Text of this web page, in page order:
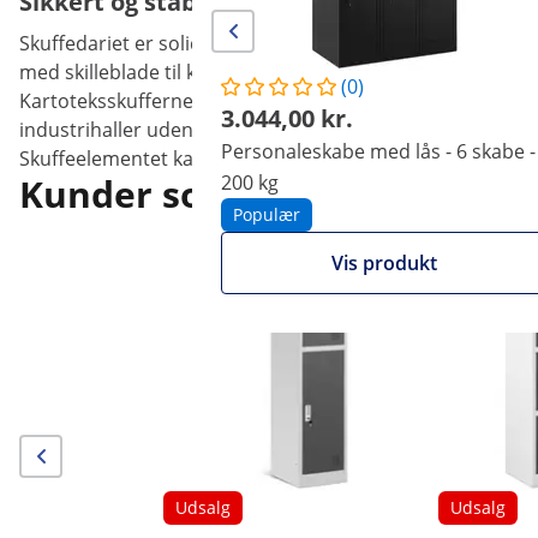
(0)
3.044,00 kr.
Personaleskabe med lås - 6 skabe -
200 kg
Populær
Vis produkt
Skuffedariet er solidt konstrueret, aflåseligt og står
med skilleblade til kartotek i formatet A4/F4. Således
Kartoteksskufferne er udført i koldvalsede metalplader
industrihaller uden at vise tegn på slid. Skufferne lader
Skuffeelementet kan bære i alt 60 kg. Anti-
Kunder som kiggede på
Udsalg Udsalg